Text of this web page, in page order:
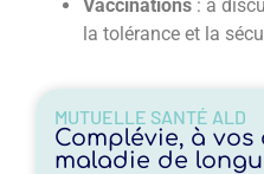
Vaccinations : à
la tolérance et la
MUTUELLE SANTÉ ALD
Complévie, à
maladie de